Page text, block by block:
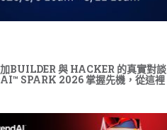
BUILDER 與 HACKER 的真實對談
SPARK 2026 掌握先機，從這裡